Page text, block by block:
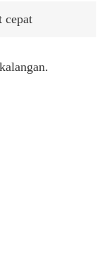
cepat